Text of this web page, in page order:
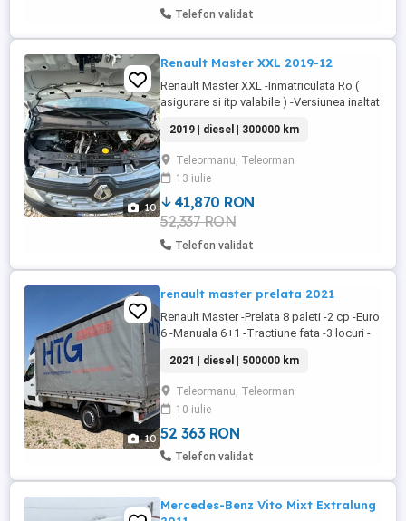
Telefon validat
10
Renault Master XXL 2019-12
Renault Master XXL -Inmatriculata Ro (
asigurare si itp valabile ) -Versiunea inaltat
Motor 2.3 -Euro6 -DPF si AdBlue ACTIVE
-125 cp -Manuala 6+1 -Consum 8% -3
locuri -AC -Navigatie mare -Camera video
marsalier -Computer bord -Pilot automat -
Volan piele -Comenzi ...
2019 | diesel | 300000 km
Teleormanu, Teleorman
13 iulie
41,870 RON
52,337 RON
Telefon validat
10
renault master prelata 2021
Renault Master -Prelata 8 paleti -2 cp -Euro
6 -Manuala 6+1 -Tractiune fata -3 locuri -
mers inapoi -Pret 10.000 -Accept unele
variante auto -Detalii la sau
2021 | diesel | 500000 km
Teleormanu, Teleorman
10 iulie
52 363 RON
Telefon validat
Mercedes-Benz Vito Mixt Extralung